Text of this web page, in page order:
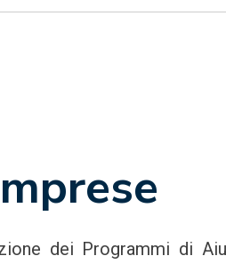
dei Programmi di